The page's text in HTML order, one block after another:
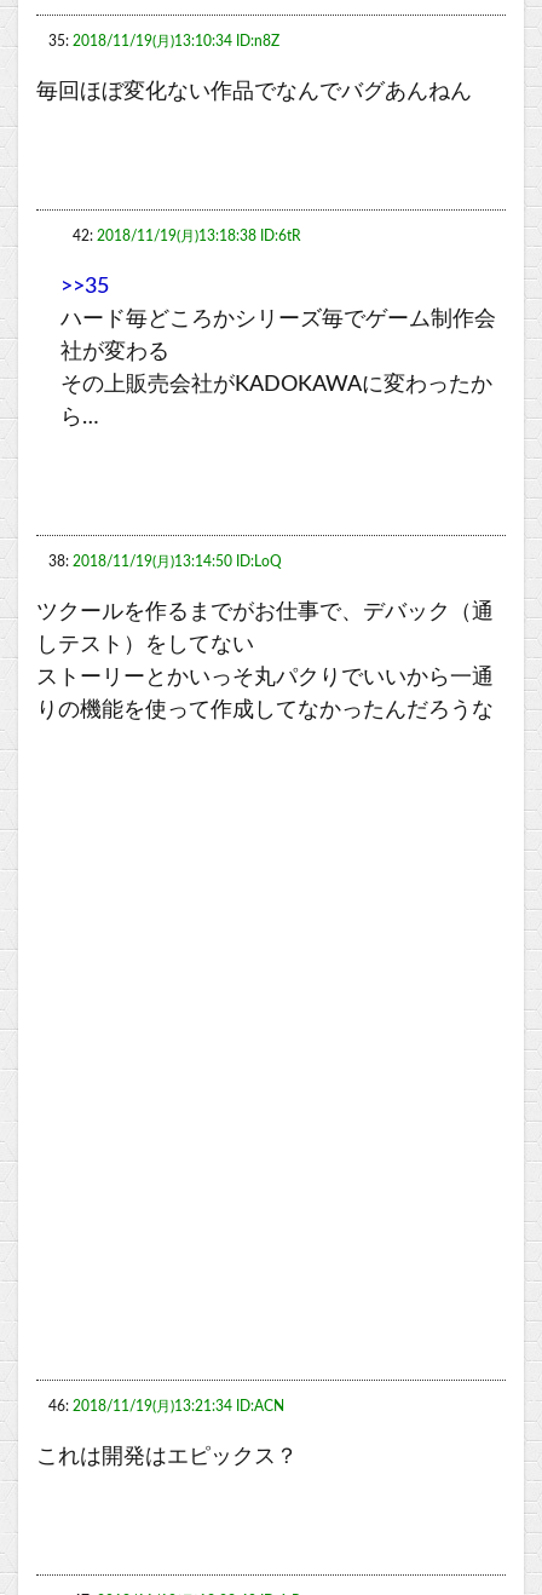
35: 2018/11/19(月)13:10:34 ID:n8Z
毎回ほぼ変化ない作品でなんでバグあんねん
42: 2018/11/19(月)13:18:38 ID:6tR
>>35
ハード毎どころかシリーズ毎でゲーム制作会
社が変わる
その上販売会社がKADOKAWAに変わったか
ら…
38: 2018/11/19(月)13:14:50 ID:LoQ
ツクールを作るまでがお仕事で、デバック（通
しテスト）をしてない
ストーリーとかいっそ丸パクりでいいから一通
りの機能を使って作成してなかったんだろうな
46: 2018/11/19(月)13:21:34 ID:ACN
これは開発はエピックス？